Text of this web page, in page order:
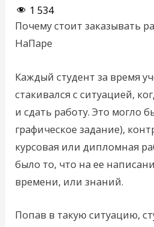
1 534
Почему стоит заказывать
НаПаре
Каждый студент за время
стакивался с ситуацией,
и сдать работу. Это могло
графическое задание),
курсовая или дипломная
было то, что на ее
времени, или знаний.
Попав в такую ситуацию,